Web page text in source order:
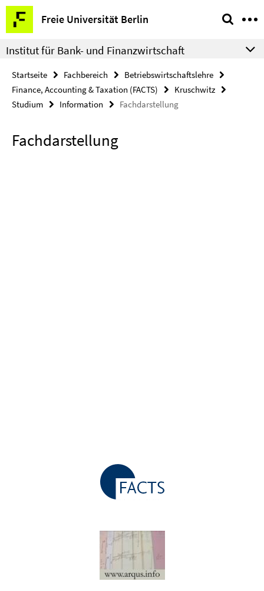
Springe
direkt
zu
Inhalt
Freie Universität Berlin
Service-
Navigation
Institut für Bank- und Finanzwirtschaft
Startseite Fachbereich
Betriebswirtschaftslehre
Finance, Accounting & Taxation (FACTS)
Kruschwitz
Studium
Information Fachdarstellung
Fachdarstellung